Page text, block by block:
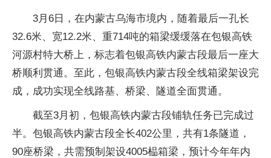
3月6日，在内蒙古乌海市境内，随着最后一孔长
32.6米、宽12.2米、重714吨的箱梁缓缓落在包银高铁
河源村特大桥上，标志着包银高铁内蒙古段最后一座大
桥顺利贯通。至此，包银高铁内蒙古段全线箱梁架设完
成，成功实现全线路基、桥梁、隧道全面贯通。
截至3月初，包银高铁内蒙古段铺轨任务已完成过
半。包银高铁内蒙古段全长402公里，共有1条隧道，
90座桥梁，共需预制架设4005榀箱梁，预计今年年内